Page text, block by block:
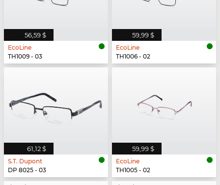
56,59 $
EcoLine
TH1009 - 03
59,99 $
EcoLine
TH1006 - 02
61,12 $
S.T. Dupont
DP 8025 - 03
59,99 $
EcoLine
TH1005 - 02